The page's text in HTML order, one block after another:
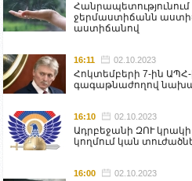
ջերմաստիճանն
աստիճանով
16:11 02.10.2023
Հոկտեմբերի 7-ին
գագաթնաժողով
16:10 02.10.2023
Ադրբեջանի ԶՈՒ
կողմում կան
16:00 02.10.2023